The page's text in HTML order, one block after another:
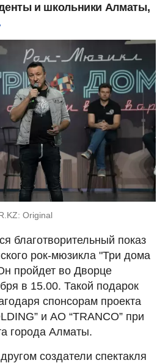
и школьники Алматы,
Original
благотворительный показ
рок-мюзикла "Три дома
пройдет во Дворце
в 15.00. Такой подарок
спонсорам проекта
и АО “TRANCO” при
города Алматы.
создатели спектакля